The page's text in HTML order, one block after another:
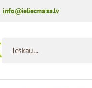
info@ieliecmaisa.lv